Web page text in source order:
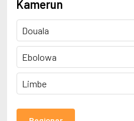
Kamerun
Douala
Ebolowa
Limbe